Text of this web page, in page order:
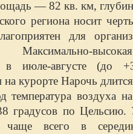
— 82 кв. км,
региона носит
для
Максимально-
в июле-августе (до
курорте Нарочь
температура воздуха
градусов по
чаще всего в